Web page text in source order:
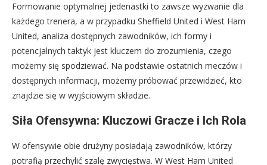
Formowanie optymalnej jedenastki to zawsze wyzwanie dla
każdego trenera, a w przypadku Sheffield United i West Ham
United, analiza dostępnych zawodników, ich formy i
potencjalnych taktyk jest kluczem do zrozumienia, czego
możemy się spodziewać. Na podstawie ostatnich meczów i
dostępnych informacji, możemy próbować przewidzieć, kto
znajdzie się w wyjściowym składzie.
Siła Ofensywna: Kluczowi Gracze i Ich Rola
W ofensywie obie drużyny posiadają zawodników, którzy
potrafią przechylić szalę zwycięstwa. W West Ham United